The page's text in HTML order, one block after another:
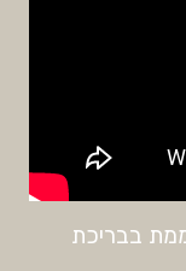
בבריכת